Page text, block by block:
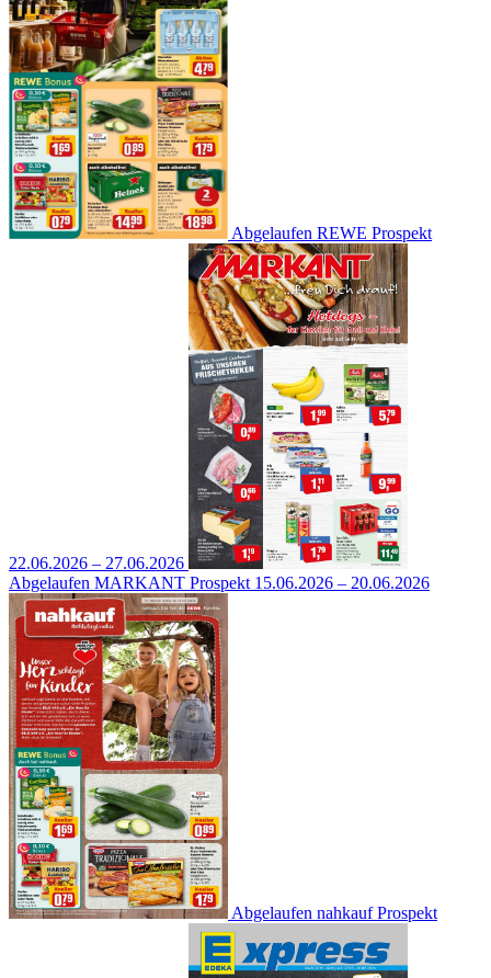
Abgelaufen REWE Prospekt
22.06.2026 – 27.06.2026
Abgelaufen MARKANT Prospekt 15.06.2026 – 20.06.2026
Abgelaufen nahkauf Prospekt